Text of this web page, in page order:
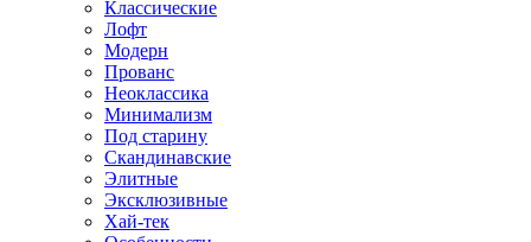
Классические
Лофт
Модерн
Прованс
Неоклассика
Минимализм
Под старину
Скандинавские
Элитные
Эксклюзивные
Хай-тек